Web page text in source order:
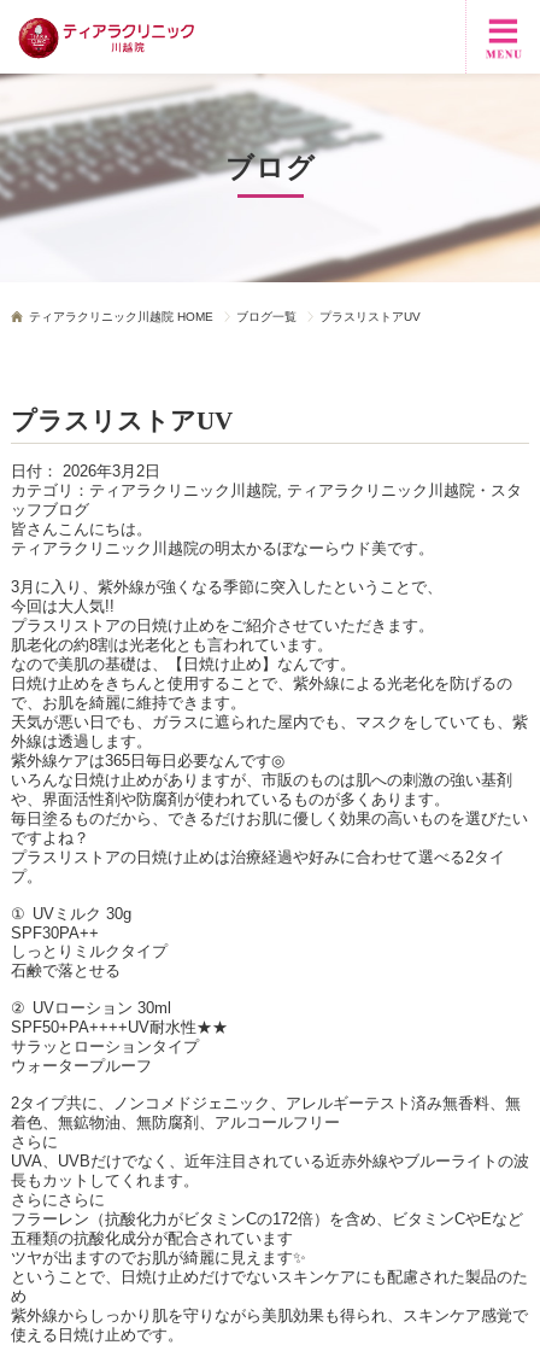
ブログ
ティアラクリニック川越院 HOME ブログ一覧 プラスリストアUV
プラスリストアUV
日付： 2026年3月2日
カテゴリ： ティアラクリニック川越院, ティアラクリニック川越院・スタ
ッフブログ
皆さんこんにちは。
ティアラクリニック川越院の明太かるぼなーらウド美です。
3月に入り、紫外線が強くなる季節に突入したということで、
今回は大人気!!
プラスリストアの日焼け止めをご紹介させていただきます。
肌老化の約8割は光老化とも言われています。
なので美肌の基礎は、【日焼け止め】なんです。
日焼け止めをきちんと使用することで、紫外線による光老化を防げるの
で、お肌を綺麗に維持できます。
天気が悪い日でも、ガラスに遮られた屋内でも、マスクをしていても、紫
外線は透過します。
紫外線ケアは365日毎日必要なんです◎
いろんな日焼け止めがありますが、市販のものは肌への刺激の強い基剤
や、界面活性剤や防腐剤が使われているものが多くあります。
毎日塗るものだから、できるだけお肌に優しく効果の高いものを選びたい
ですよね？
プラスリストアの日焼け止めは治療経過や好みに合わせて選べる2タイ
プ。
① UVミルク 30g
SPF30PA++
しっとりミルクタイプ
石鹸で落とせる
② UVローション 30ml
SPF50+PA++++UV耐水性★★
サラッとローションタイプ
ウォータープルーフ
2タイプ共に、ノンコメドジェニック、アレルギーテスト済み無香料、無
着色、無鉱物油、無防腐剤、アルコールフリー
さらに
UVA、 UVBだけでなく、近年注目されている近赤外線やブルーライトの波
長もカットしてくれます。
さらにさらに
フラーレン（抗酸化力がビタミンCの172倍）を含め、ビタミンCやEなど
五種類の抗酸化成分が配合されています
ツヤが出ますのでお肌が綺麗に見えます✨
ということで、日焼け止めだけでないスキンケアにも配慮された製品のた
め
紫外線からしっかり肌を守りながら美肌効果も得られ、スキンケア感覚で
使える日焼け止めです。